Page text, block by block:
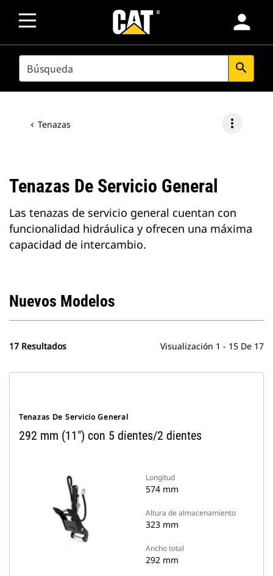
person
SEARCH search
Tenazas more_vert
Tenazas De Servicio General
Las tenazas de servicio general cuentan con
funcionalidad hidráulica y ofrecen una máxima
capacidad de intercambio.
Nuevos Modelos
17 Resultados Visualización 1 - 15 De 17
Tenazas De Servicio General
292 mm (11") con 5 dientes/2 dientes
Longitud
574 mm
Altura de almacenamiento
323 mm
Ancho total
292 mm